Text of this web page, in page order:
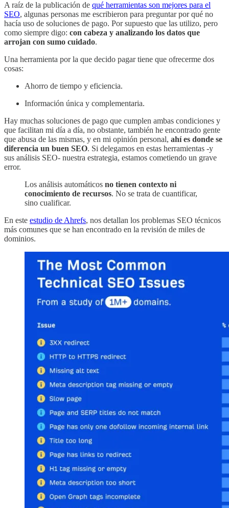
A raíz de la publicación de qué herramientas son mejores para el
SEO, algunas personas me escribieron para preguntar por qué no
hacía uso de soluciones de pago. Por supuesto que las utilizo, pero
como siempre digo: con cabeza y analizando los datos que
arrojan con sumo cuidado.
Una herramienta por la que decido pagar tiene que ofrecerme dos
cosas:
Ahorro de tiempo y eficiencia.
Información única y complementaria.
Hay muchas soluciones de pago que cumplen ambas condiciones y
que facilitan mi día a día, no obstante, también he encontrado gente
que abusa de las mismas, y en mi opinión personal, ahí es donde se
diferencia un buen SEO. Si delegamos en estas herramientas -y
sus análisis SEO- nuestra estrategia, estamos cometiendo un grave
error.
Los análisis automáticos no tienen contexto ni
conocimiento de recursos. No se trata de cuantificar,
sino cualificar.
En este estudio de Ahrefs, nos detallan los problemas SEO técnicos
más comunes que se han encontrado en la revisión de miles de
dominios.